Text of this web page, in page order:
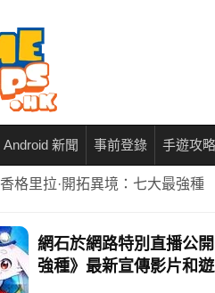
Android 新聞 事前登錄 手遊攻略
香格里拉·開拓異境：七大最強種
網石於網路特別直播公
強種》最新宣傳影片和